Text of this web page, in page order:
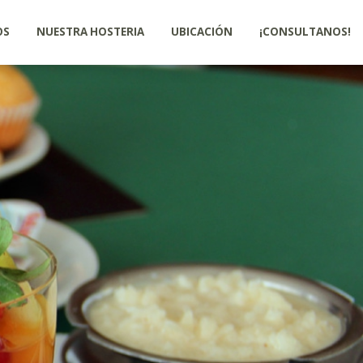
NUESTRA HOSTERIA UBICACIÓN ¡CONSULTANOS!